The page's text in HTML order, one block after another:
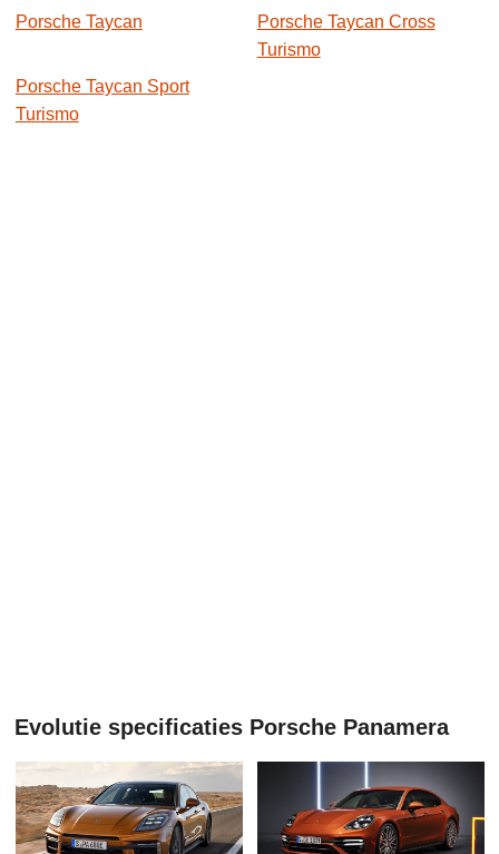
Porsche Taycan
Porsche Taycan Cross
Turismo
Porsche Taycan Sport
Turismo
Evolutie specificaties Porsche Panamera